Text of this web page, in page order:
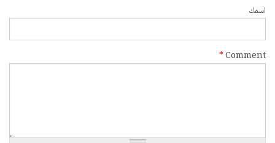
‏اسمك ‏
*